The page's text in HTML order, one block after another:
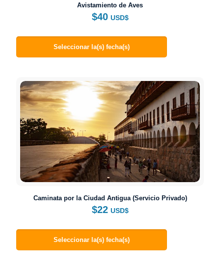
Avistamiento de Aves
$40 USD$
Seleccionar la(s) fecha(s)
Caminata por la Ciudad Antigua (Servicio Privado)
$22 USD$
Seleccionar la(s) fecha(s)